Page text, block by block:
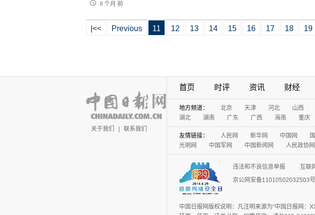
8 个月 前
|<< Previous 11 12 13 14 15 16 17 18 19
关于我们 | 联系我们
首页 时评 资讯 财经
地方频道： 北京 天津 河北 山西
湖北
湖南 广东 广西 海南 重庆
友情链接： 人民网 新华网 中国网
光明网
中国军网 中国新闻网 人民政协网
违法和不良信息举报 互联
京公网安备11010502032503号
中国日报网版权说明：凡注明来源为“中国日报网：